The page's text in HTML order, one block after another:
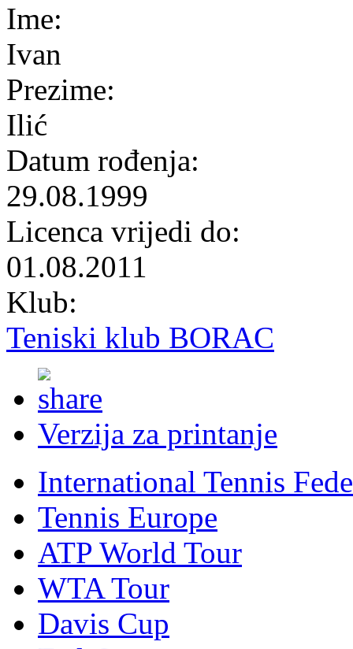
Ime:
Ivan
Prezime:
Ilić
Datum rođenja:
29.08.1999
Licenca vrijedi do:
01.08.2011
Klub:
Teniski klub BORAC
Verzija za printanje
International Tennis
Tennis Europe
ATP World Tour
WTA Tour
Davis Cup